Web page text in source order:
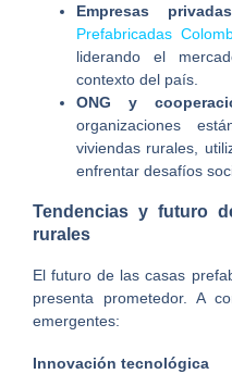
Empresas privadas
Prefabricadas
liderando el
contexto del país.
ONG y
organizaciones
viviendas rurales,
enfrentar desafíos
Tendencias y futuro
rurales
El futuro de las casas
presenta prometedor. A
emergentes:
Innovación tecnológica